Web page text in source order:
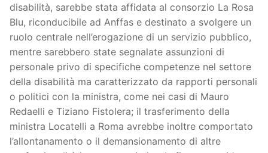
disabilità, sarebbe stata affidata al consorzio La Rosa
Blu, riconducibile ad Anffas e destinato a svolgere un
ruolo centrale nell’erogazione di un servizio pubblico,
mentre sarebbero state segnalate assunzioni di
personale privo di specifiche competenze nel settore
della disabilità ma caratterizzato da rapporti personali
o politici con la ministra, come nei casi di Mauro
Redaelli e Tiziano Fistolera; il trasferimento della
ministra Locatelli a Roma avrebbe inoltre comportato
l’allontanamento o il demansionamento di altre